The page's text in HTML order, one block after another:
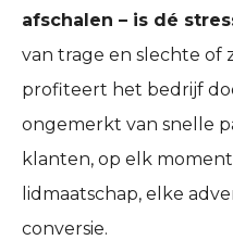
afschalen – is dé
van trage en slechte of
profiteert het bedrijf
ongemerkt van snelle
klanten, op elk
lidmaatschap, elke
conversie.